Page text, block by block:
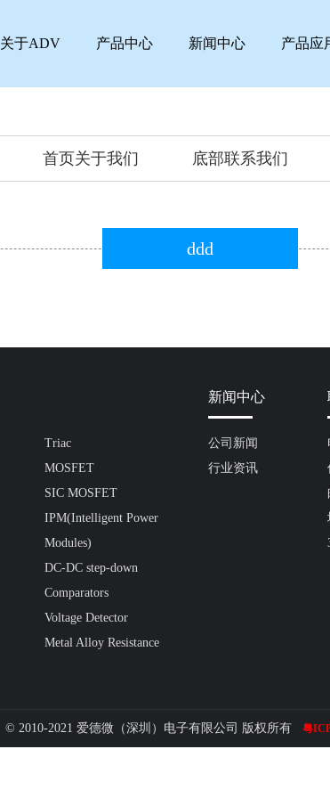
关于ADV 产品中心 新闻中心 产品应
首页关于我们 底部联系我们
ddd
Triac
MOSFET
SIC MOSFET
IPM(Intelligent Power
Modules)
DC-DC step-down
Comparators
Voltage Detector
Metal Alloy Resistance
新闻中心
公司新闻
行业资讯
© 2010-2021 爱德微（深圳）电子有限公司 版权所有 粤